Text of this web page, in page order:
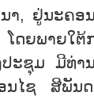
າ, ຢູ່ນະຄ
ດຍພາຍໃຕ້
ປະຊຸມ ມີທ່າ
ນໄຊ ສີພັນ